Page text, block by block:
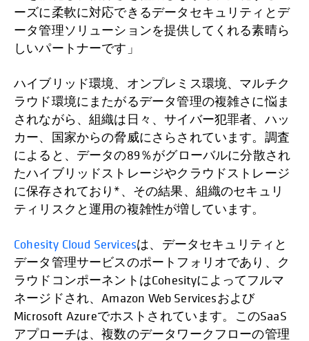
ーズに柔軟に対応できるデータセキュリティとデ
ータ管理ソリューションを提供してくれる素晴ら
しいパートナーです」
ハイブリッド環境、オンプレミス環境、マルチク
ラウド環境にまたがるデータ管理の複雑さに悩ま
されながら、組織は日々、サイバー犯罪者、ハッ
カー、国家からの脅威にさらされています。調査
によると、データの89％がグローバルに分散され
たハイブリッドストレージやクラウドストレージ
に保存されており*、その結果、組織のセキュリ
ティリスクと運用の複雑性が増しています。
Cohesity Cloud Servicesは、データセキュリティと
データ管理サービスのポートフォリオであり、ク
ラウドコンポーネントはCohesityによってフルマ
ネージドされ、Amazon Web Servicesおよび
Microsoft Azureでホストされています。このSaaS
アプローチは、複数のデータワークフローの管理